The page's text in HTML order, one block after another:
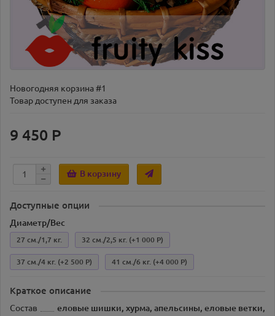
Новогодняя корзина #1
Товар доступен для заказа
9 450 Р
В корзину
Доступные опции
Диаметр/Вес
27 см./1,7 кг. 32 см./2,5 кг. (+1 000 Р)
37 см./4 кг. (+2 500 Р) 41 см./6 кг. (+4 000 Р)
Краткое описание
Состав
еловые шишки, хурма, апельсины, еловые ветки,